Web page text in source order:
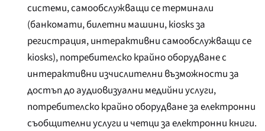
системи, самообслужващи се терминали
(банкомати, билетни машини, кiosks за
регистрация, интерактивни самообслужващи се
kiosks), потребителско крайно оборудване с
интерактивни изчислителни възможности за
достъп до аудиовизуални медийни услуги,
потребителско крайно оборудване за електронни
съобщителни услуги и четци за електронни книги.